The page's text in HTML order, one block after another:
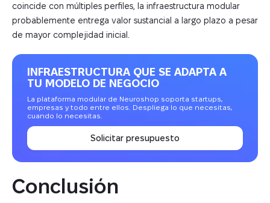
coincide con múltiples perfiles, la infraestructura modular
probablemente entrega valor sustancial a largo plazo a pesar
de mayor complejidad inicial.
INFRAESTRUCTURA QUE SE ADAPTA A
TU MODELO DE NEGOCIO
La plataforma modular de Neuroshop soporta startups,
empresas y todo entre ellos. Despliega lo que necesitas,
cuando lo necesitas.
Solicitar presupuesto
Conclusión